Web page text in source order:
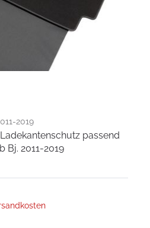
2019
passend
Bj. 2011-2019